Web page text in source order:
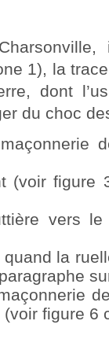
1), la
dont
du choc
(voir figure
vers
la
figure 6